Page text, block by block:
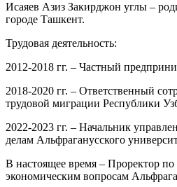
Исаяев Азиз Закирджон углы –
городе Ташкент.
Трудовая деятельность:
2012-2018 гг. – Частный
2018-2020 гг. – Ответственный
трудовой миграции Республики
2022-2023 гг. – Начальник
делам Альфраганусского
В настоящее время – Проректор
экономическим вопросам